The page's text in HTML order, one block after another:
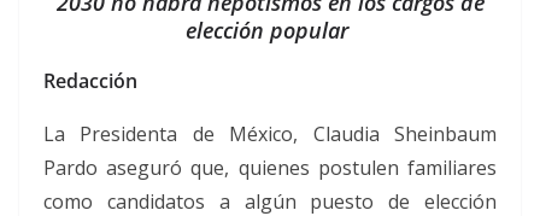
elección popular
Redacción
La Presidenta de México, Claudia Sheinbaum
Pardo aseguró que, quienes postulen familiares
como candidatos a algún puesto de elección